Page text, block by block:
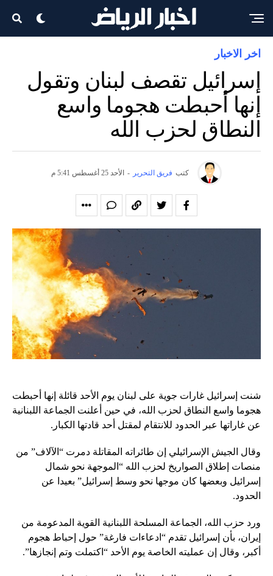
اخر الاخبار
إسرائيل تقصف لبنان وتقول
إنها أحبطت هجوما واسع
النطاق لحزب الله
كتب فريق التحرير - الأحد 25 أغسطس 5:41 م
شنت إسرائيل غارات جوية على لبنان يوم الأحد قائلة إنها أحبطت
هجوما واسع النطاق لحزب الله، في حين أعلنت الجماعة اللبنانية
عن غاراتها عبر الحدود للانتقام لمقتل أحد قادتها الكبار.
وقال الجيش الإسرائيلي إن طائراته المقاتلة دمرت “الآلاف” من
منصات إطلاق الصواريخ لحزب الله “الموجهة نحو شمال
إسرائيل وبعضها كان موجها نحو وسط إسرائيل” بعيدا عن
الحدود.
ورد حزب الله، الجماعة المسلحة اللبنانية القوية المدعومة من
إيران، بأن إسرائيل تقدم “ادعاءات فارغة” حول إحباط هجوم
أكبر، وقال إن عمليته الخاصة يوم الأحد “اكتملت وتم إنجازها”.